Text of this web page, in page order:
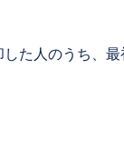
た人のうち、